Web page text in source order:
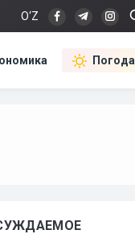
O‘Z
Погода